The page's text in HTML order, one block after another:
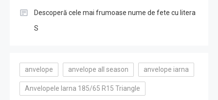
Descoperă cele mai frumoase nume de fete cu litera
S
anvelope anvelope all season anvelope iarna
Anvelopele Iarna 185/65 R15 Triangle